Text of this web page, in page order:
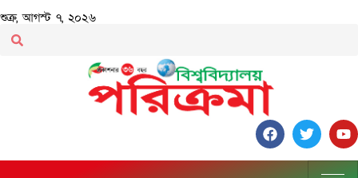
শুক্র, আগস্ট ৭, ২০২৬